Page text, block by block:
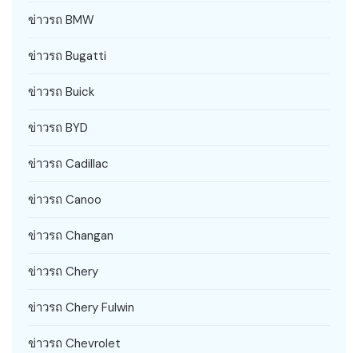
ข่าวรถ BMW
ข่าวรถ Bugatti
ข่าวรถ Buick
ข่าวรถ BYD
ข่าวรถ Cadillac
ข่าวรถ Canoo
ข่าวรถ Changan
ข่าวรถ Chery
ข่าวรถ Chery Fulwin
ข่าวรถ Chevrolet